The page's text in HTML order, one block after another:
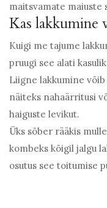
maitsvamate maiuste
Kas lakkumine
Kuigi me tajume
pruugi see alati
Liigne lakkumine
näiteks nahaärritusi
haiguste levikut.
Üks sõber rääkis
kombeks kõigil jalgu
osutus see toitumise